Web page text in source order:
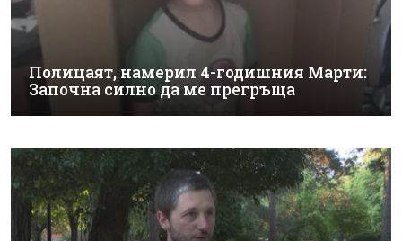
Полицаят, намерил 4-годишния Марти:
Започна силно да ме прегръща